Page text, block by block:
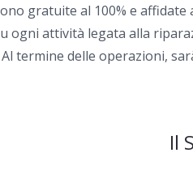
gratuite al 100% e
ogni attività legata alla
termine delle operazioni,
Il